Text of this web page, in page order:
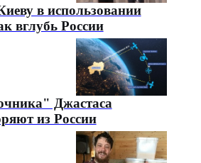
в использовании
вглубь России
Джастаса
из России